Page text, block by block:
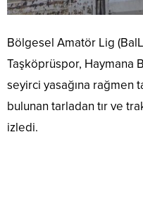
Bölgesel Amatör Lig
Taşköprüspor, Haymana
seyirci yasağına rağmen
bulunan tarladan tır ve
izledi.